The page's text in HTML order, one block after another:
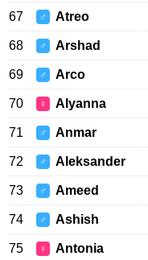
67 ♂ Atreo
68 ♂ Arshad
69 ♂ Arco
70 ♀ Alyanna
71 ♂ Anmar
72 ♂ Aleksander
73 ♂ Ameed
74 ♂ Ashish
75 ♀ Antonia